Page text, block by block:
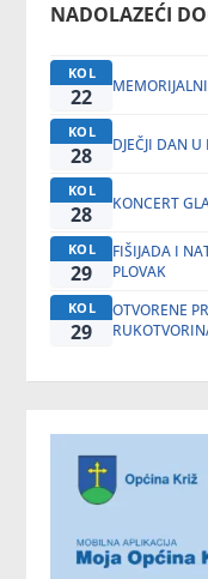
NADOLAZEĆI
KOL
22
KOL
28 DJEČJI DAN U
KOL
28 KONCERT
KOL
29
FIŠIJADA I
PLOVAK
KOL
29
OTVORENE